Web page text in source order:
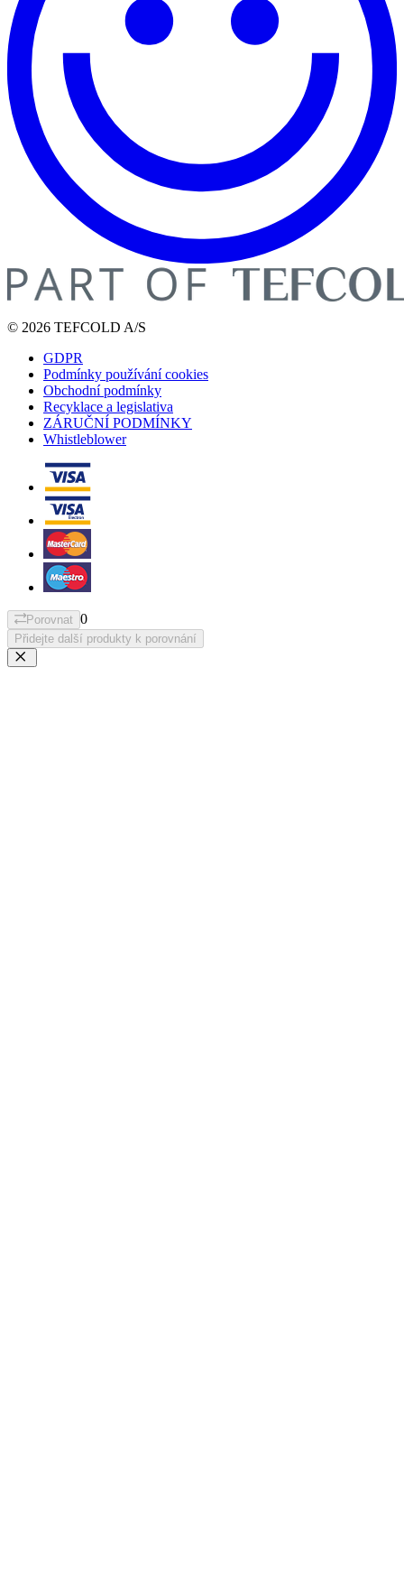
© 2026 TEFCOLD A/S
GDPR
Podmínky používání cookies
Obchodní podmínky
Recyklace a legislativa
ZÁRUČNÍ PODMÍNKY
Whistleblower
Porovnat 0
Přidejte další produkty k porovnání